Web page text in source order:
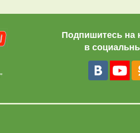
Подпишитесь на
в